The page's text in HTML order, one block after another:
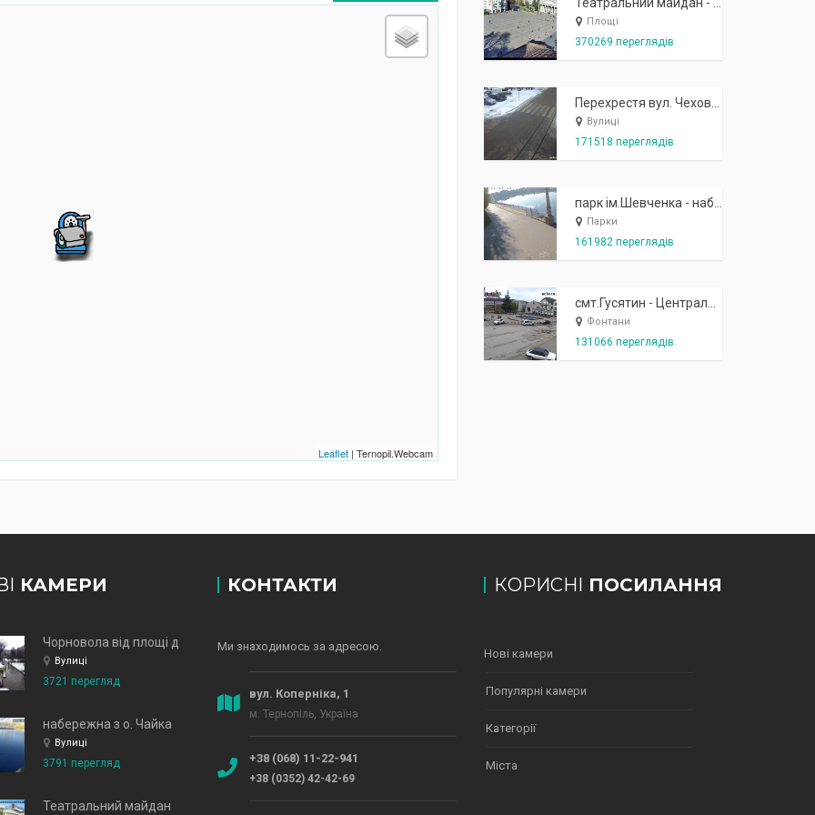
Leaflet| Ternopil.Webcam
Площі
370269 переглядів
Вулиці
171518 переглядів
Парки
161982 переглядів
Фонтани
131066 переглядів
КАМЕРИ
Вулиці
3721 перегляд
набережна з о. Чайка
Вулиці
3791 перегляд
Театральний майдан
КОНТАКТИ
Ми знаходимось за адресою.
вул. Коперніка, 1
м. Тернопіль, Україна
+38 (068) 11-22-941
+38 (0352) 42-42-69
КОРИСНІ ПОСИЛАННЯ
Нові камери
Популярні камери
Категорії
Міста